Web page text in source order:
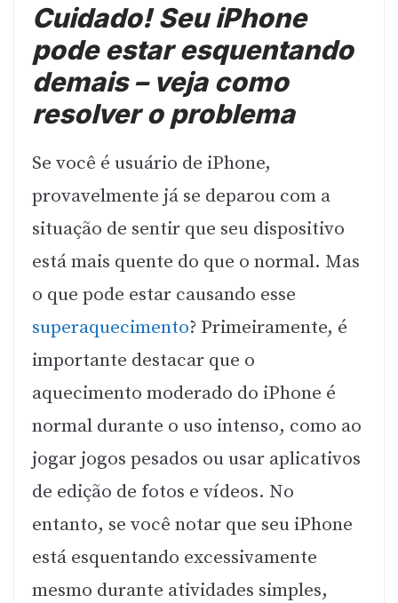
Cuidado! Seu iPhone
pode estar esquentando
demais – veja como
resolver o problema
Se você é usuário de iPhone,
provavelmente já se deparou com a
situação de sentir que seu dispositivo
está mais quente do que o normal. Mas
o que pode estar causando esse
superaquecimento? Primeiramente, é
importante destacar que o
aquecimento moderado do iPhone é
normal durante o uso intenso, como ao
jogar jogos pesados ou usar aplicativos
de edição de fotos e vídeos. No
entanto, se você notar que seu iPhone
está esquentando excessivamente
mesmo durante atividades simples,